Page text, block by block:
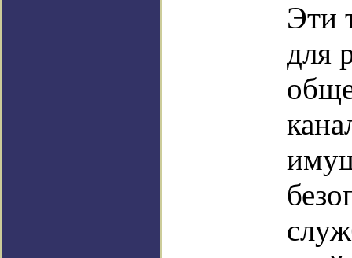
Эти
для